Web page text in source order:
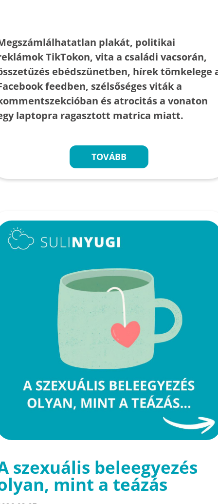
plakát, politikai
TikTokon, vita a családi vacsorán,
ebédszünetben, hírek tömkelege
feedben, szélsőséges viták a
és atrocitás a vonaton
laptopra ragasztott matrica miatt.
TOVÁBB
szexuális beleegyezés
mint a teázás